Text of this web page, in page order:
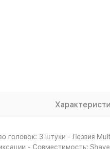
головок: 3 штуки - Лезвия
- Совместимость: